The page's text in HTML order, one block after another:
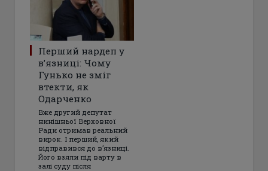
Перший нардеп у
в’язниці: Чому
Гунько не зміг
втекти, як
Одарченко
Вже другий депутат
нинішньої Верховної
Ради отримав реальний
вирок. І перший, який
відправився до в’язниці.
Його взяли під варту в
залі суду після